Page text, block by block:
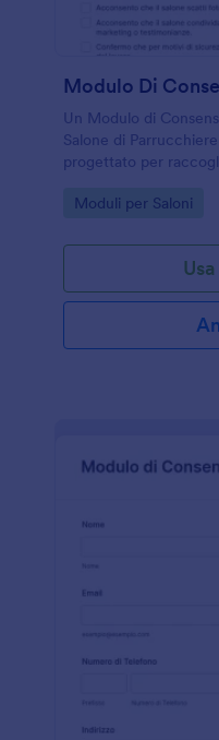
Un Modulo di
Salone di
progettato per
Go to Category:
Moduli per Saloni